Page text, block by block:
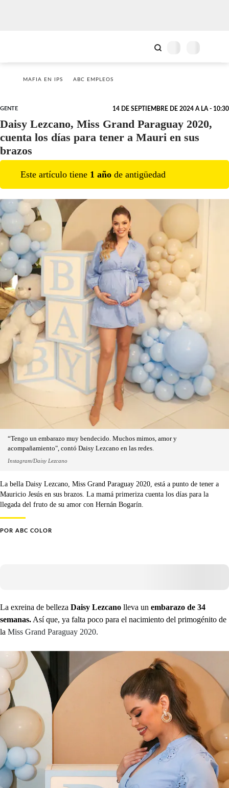
MAFIA EN IPS ABC EMPLEOS
GENTE 14 DE SEPTIEMBRE DE 2024 A LA - 10:30
Daisy Lezcano, Miss Grand Paraguay 2020,
cuenta los días para tener a Mauri en sus
brazos
Este artículo tiene 1 año de antigüedad
“Tengo un embarazo muy bendecido. Muchos mimos, amor y
acompañamiento", contó Daisy Lezcano en las redes.
Instagram/Daisy Lezcano
La bella Daisy Lezcano, Miss Grand Paraguay 2020, está a punto de tener a
Mauricio Jesús en sus brazos. La mamá primeriza cuenta los días para la
llegada del fruto de su amor con Hernán Bogarín.
POR ABC COLOR
La exreina de belleza Daisy Lezcano lleva un embarazo de 34
semanas. Así que, ya falta poco para el nacimiento del primogénito de
la Miss Grand Paraguay 2020.